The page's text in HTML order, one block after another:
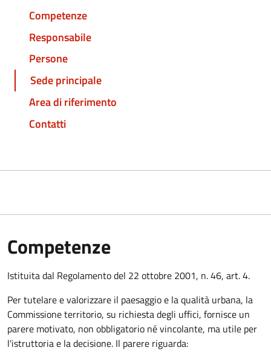
Competenze
Responsabile
Persone
Sede principale
Area di riferimento
Contatti
Competenze
Istituita dal Regolamento del 22 ottobre 2001, n. 46, art. 4.
Per tutelare e valorizzare il paesaggio e la qualità urbana, la
Commissione territorio, su richiesta degli uffici, fornisce un
parere motivato, non obbligatorio né vincolante, ma utile per
l'istruttoria e la decisione. Il parere riguarda: